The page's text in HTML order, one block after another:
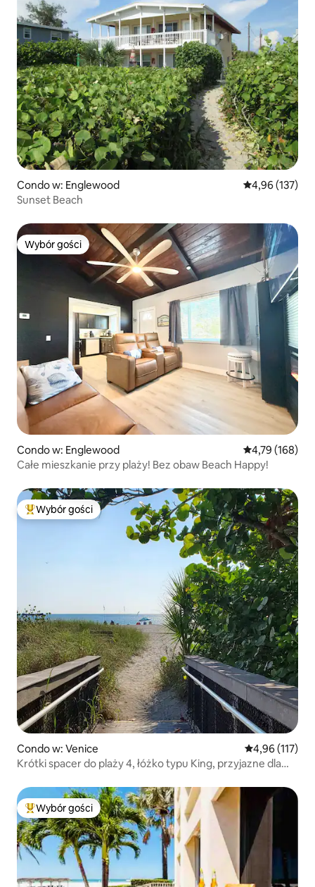
Condo w: Englewood Średnia
4,96 (137)
Sunset Beach
Wybór gości
Wybór gości
Condo w: Englewood Średnia
4,79 (168)
Całe mieszkanie przy plaży! Bez obaw Beach Happy!
Najpopularniejsze z kategorii Wybór gości
Wybór gości
Condo w: Venice Średnia
4,96 (117)
Krótki spacer do plaży 4, łóżko typu King, przyjazne dla
Najpopularniejsze z kategorii Wybór gości
Wybór gości